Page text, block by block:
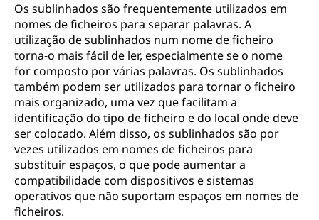
Os sublinhados são frequentemente utilizados em
nomes de ficheiros para separar palavras. A
utilização de sublinhados num nome de ficheiro
torna-o mais fácil de ler, especialmente se o nome
for composto por várias palavras. Os sublinhados
também podem ser utilizados para tornar o ficheiro
mais organizado, uma vez que facilitam a
identificação do tipo de ficheiro e do local onde deve
ser colocado. Além disso, os sublinhados são por
vezes utilizados em nomes de ficheiros para
substituir espaços, o que pode aumentar a
compatibilidade com dispositivos e sistemas
operativos que não suportam espaços em nomes de
ficheiros.